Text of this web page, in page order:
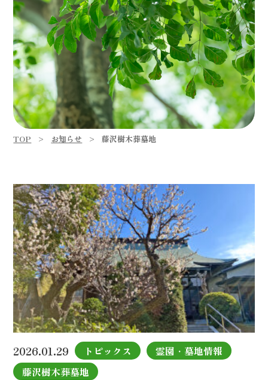
TOP お知らせ 藤沢樹木葬墓地
2026.01.29 トピックス
霊園・墓地情報
藤沢樹木葬墓地